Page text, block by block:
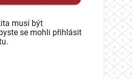
musí být
se mohli přihlásit